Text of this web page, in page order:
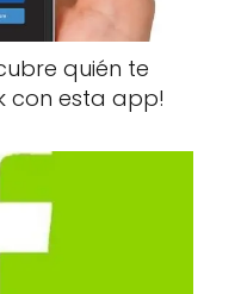
quién te
con esta app!